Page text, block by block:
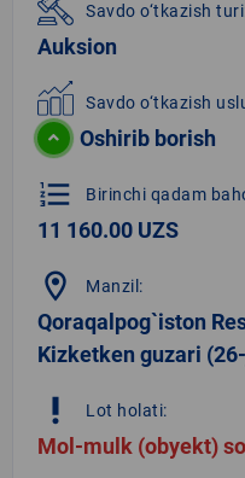
Savdo o‘tkazish
Auksion
Savdo o‘tkazish
Oshirib borish
format_list_numbered Birinchi qadam
11 160.00 UZS
location_on Manzil:
Qoraqalpog`iston
Kizketken guzari
priority_high Lot holati:
Mol-mulk (obyekt)